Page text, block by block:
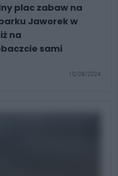
plac zabaw na
Jaworek w
na
sami
10/08/2024